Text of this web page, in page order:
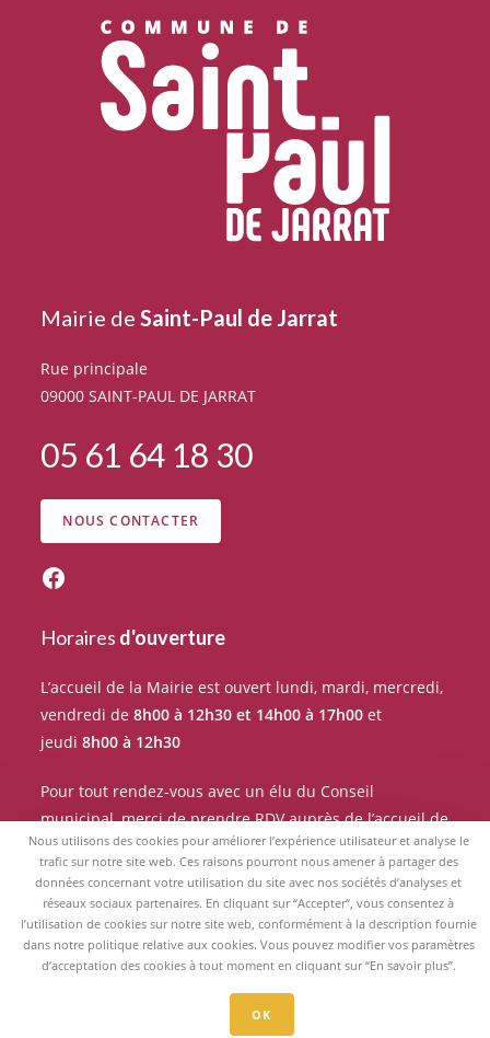
Mairie deSaint-Paul de Jarrat
Rue principale
09000 SAINT-PAUL DE JARRAT
05 61 64 18 30
NOUS CONTACTER
Suivez l'actualité du village sur Facebook
Horaires d'ouverture
L’accueil de la Mairie est ouvert lundi, mardi, mercredi,
vendredi de8h00 à 12h30 et 14h00 à 17h00 et
jeudi8h00 à 12h30
Pour tout rendez-vous avec un élu du Conseil
municipal, merci de prendre RDV auprès de l’accueil de
la Mairie.
Tous droits réservés 2026 - Mairie de Saint-Paul de Jarrat -Mentions
Nous utilisons des cookies pour améliorer l’expérience utilisateur et analyse le
trafic sur notre site web. Ces raisons pourront nous amener à partager des
données concernant votre utilisation du site avec nos sociétés d’analyses et
réseaux sociaux partenaires. En cliquant sur “Accepter“, vous consentez à
l’utilisation de cookies sur notre site web, conformément à la description fournie
dans notre politique relative aux cookies. Vous pouvez modifier vos paramètres
d’acceptation des cookies à tout moment en cliquant sur “En savoir plus”.
OK